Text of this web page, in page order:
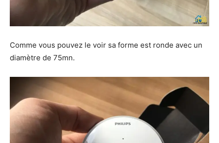
Comme vous pouvez le voir sa forme est ronde avec un
diamètre de 75mn.